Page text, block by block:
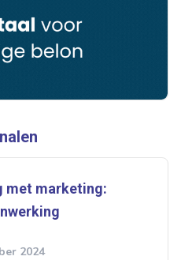
met marketing:
2024